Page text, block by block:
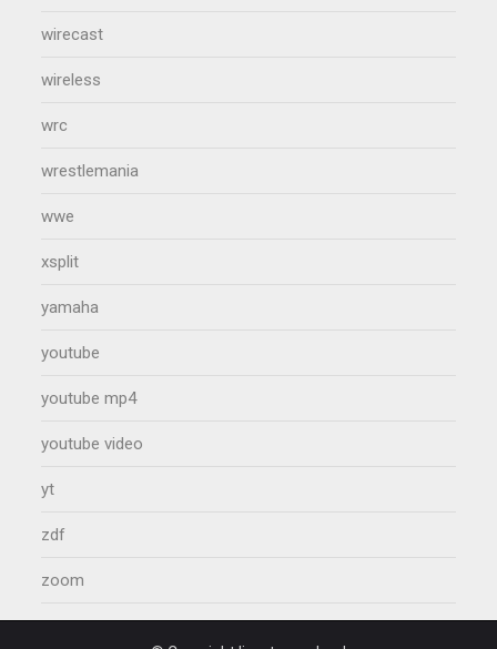
wirecast
wireless
wrc
wrestlemania
wwe
xsplit
yamaha
youtube
youtube mp4
youtube video
yt
zdf
zoom